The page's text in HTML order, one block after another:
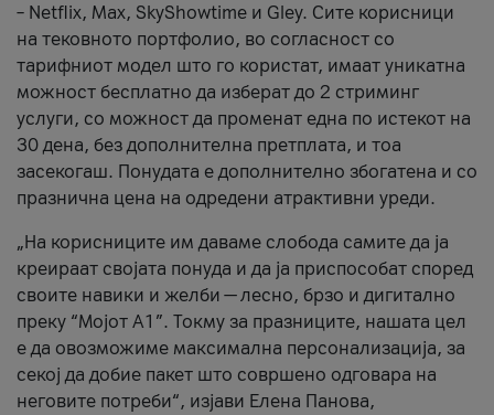
– Netflix, Max, SkyShowtime и Gley. Сите корисници
на тековното портфолио, во согласност со
тарифниот модел што го користат, имаат уникатна
можност бесплатно да изберат до 2 стриминг
услуги, со можност да променат една по истекот на
30 дена, без дополнителна претплата, и тоа
засекогаш. Понудата е дополнително збогатена и со
празнична цена на одредени атрактивни уреди.
„На корисниците им даваме слобода самите да ја
креираат својата понуда и да ја приспособат според
своите навики и желби — лесно, брзо и дигитално
преку “Мојот А1”. Токму за празниците, нашата цел
е да овозможиме максимална персонализација, за
секој да добие пакет што совршено одговара на
неговите потреби“, изјави Елена Панова,